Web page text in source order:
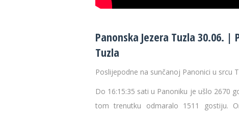
Panonska Jezera Tuzla 30.06.
Tuzla
Poslijepodne na sunčanoj Panonici u srcu
Do 16:15:35 sati u Panoniku je ušlo 2670
tom trenutku odmaralo 1511 gostiju.